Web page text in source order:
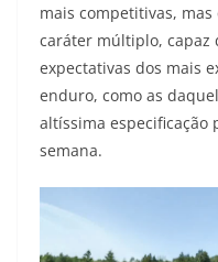
mais competitivas,
caráter múltiplo, capaz
expectativas dos mais
enduro, como as
altíssima especificação
semana.